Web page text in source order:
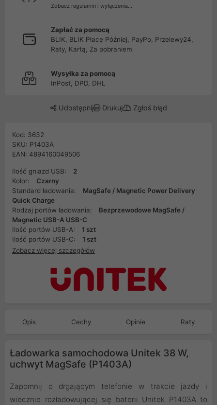
Zobacz regulamin i wyłączenia...
Zapłać za pomocą
BLIK, BLIK Płacę Później, PayPo, Przelewy24,
Raty, Kartą, Za pobraniem
Wysyłka za pomocą
InPost, DPD, DHL
Udostępnij Drukuj Zgłoś błąd
Kod: 3632
SKU: P1403A
EAN: 4894160049506
Ilość gniazd USB:
2
Kolor:
Czarny
Standard ładowania:
MagSafe / Magnetic Power Delivery
Quick Charge
Rodzaj portów ładowania:
Bezprzewodowe MagSafe /
Magnetic USB-A USB-C
Ilość portów USB-A:
1 szt
Ilość portów USB-C:
1 szt
Zobacz więcej szczegółów
Opis Cechy Opinie Raty
Ładowarka samochodowa Unitek 38 W,
uchwyt MagSafe (P1403A)
Zapomnij o drgającym telefonie w trakcie jazdy i
wiecznie rozładowującej się baterii Unitek P1403A to